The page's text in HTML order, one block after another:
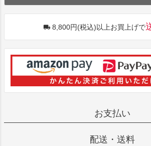
8,800円(税込)以上お買上げで
お支払い
配送・送料